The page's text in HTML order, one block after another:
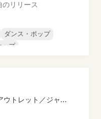
リリース
ダンス・ポップ
ップ
レーベル, メディア・アウトレット／ジャーナリスト